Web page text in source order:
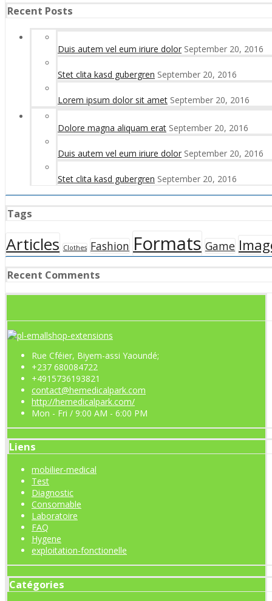
Recent Posts
Duis autem vel eum iriure dolor September 20, 2016
Stet clita kasd gubergren September 20, 2016
Lorem ipsum dolor sit amet September 20, 2016
Dolore magna aliquam erat September 20, 2016
Duis autem vel eum iriure dolor September 20, 2016
Stet clita kasd gubergren September 20, 2016
Tags
Articles Clothes Fashion Formats Game
Recent Comments
Rue Cféier, Biyem-assi Yaoundé;
+237 680084722
+4915736193821
contact@hemedicalpark.com
http://hemedicalpark.com/
Mon - Fri / 9:00 AM - 6:00 PM
Liens
mobilier-medical
Test
Diagnostic
Consomable
Laboratoire
FAQ
Hygene
exploitation-fonctionelle
Catégories